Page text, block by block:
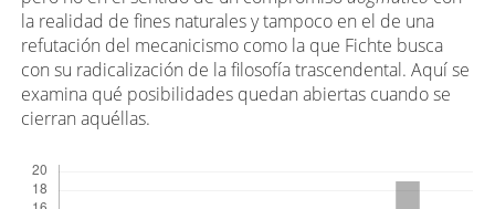
o
p
r
i
c
la realidad de ﬁnes naturales y tampoco en el de una
refutación del mecanicismo como la que Fichte busca
con su radicalización de la ﬁlosofía trascendental. Aquí se
examina qué posibilidades quedan abiertas cuando se
cierran aquéllas.